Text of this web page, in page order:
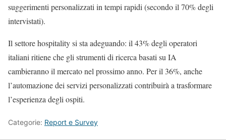
suggerimenti personalizzati in tempi rapidi (secondo il 70% degli
intervistati).
Il settore hospitality si sta adeguando: il 43% degli operatori
italiani ritiene che gli strumenti di ricerca basati su IA
cambieranno il mercato nel prossimo anno. Per il 36%, anche
l’automazione dei servizi personalizzati contribuirà a trasformare
l’esperienza degli ospiti.
Categorie: Report e Survey